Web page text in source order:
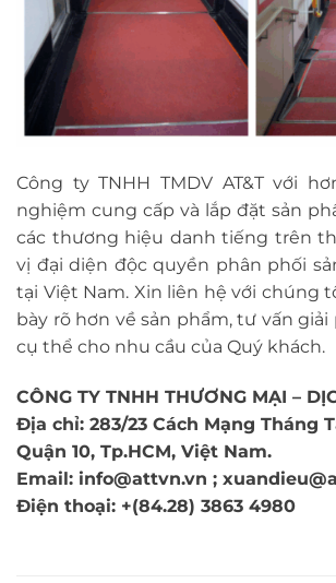
Công ty TNHH TMDV AT&T với
nghiệm cung cấp và lắp đặt sản
các thương hiệu danh tiếng trên
vị đại diện độc quyền phân phối
tại Việt Nam. Xin liên hệ với chúng
bày rõ hơn về sản phẩm, tư vấn giải
cụ thể cho nhu cầu của Quý khách.
CÔNG TY TNHH THƯƠNG MẠI –
Địa chỉ: 283/23 Cách Mạng Tháng
Quận 10, Tp.HCM, Việt Nam.
Email: info@attvn.vn ;
Điện thoại: +(84.28) 3863 4980